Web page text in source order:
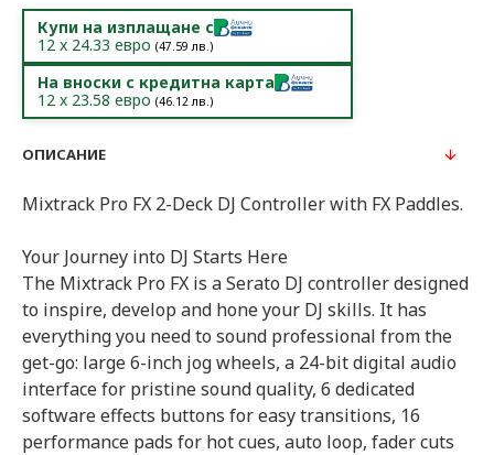
Купи на изплащане с
12 x 24.33 евро (47.59 лв.)
На вноски с кредитна карта
12 x 23.58 евро (46.12лв.)
ОПИСАНИЕ
Mixtrack Pro FX 2-Deck DJ Controller with FX Paddles.
Your Journey into DJ Starts Here
The Mixtrack Pro FX is a Serato DJ controller designed
to inspire, develop and hone your DJ skills. It has
everything you need to sound professional from the
get-go: large 6-inch jog wheels, a 24-bit digital audio
interface for pristine sound quality, 6 dedicated
software effects buttons for easy transitions, 16
performance pads for hot cues, auto loop, fader cuts